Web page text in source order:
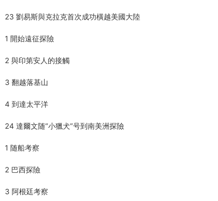
23 劉易斯與克拉克首次成功橫越美國大陸
1 開始遠征探險
2 與印第安人的接觸
3 翻越落基山
4 到達太平洋
24 達爾文随“小獵犬”号到南美洲探險
1 随船考察
2 巴西探險
3 阿根廷考察